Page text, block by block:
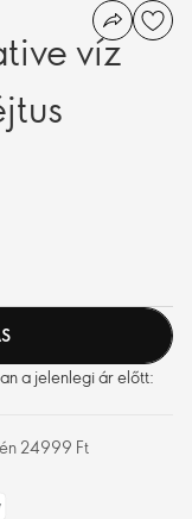
víz
a jelenlegi ár előtt:
24999 Ft